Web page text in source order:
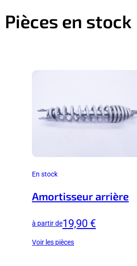
Pièces en stock
En stock
Amortisseur arrière
à partir de19,90 €
Voir les pièces